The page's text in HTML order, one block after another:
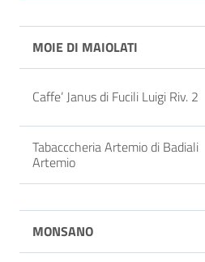
MOIE DI MAIOLATI
Caffe’ Janus di Fucili Luigi Riv. 2
Tabacccheria Artemio di Badiali
Artemio
MONSANO